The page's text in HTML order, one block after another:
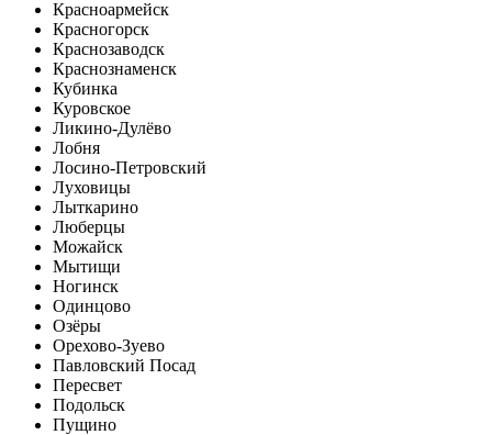
Красноармейск
Красногорск
Краснозаводск
Краснознаменск
Кубинка
Куровское
Ликино-Дулёво
Лобня
Лосино-Петровский
Луховицы
Лыткарино
Люберцы
Можайск
Мытищи
Ногинск
Одинцово
Озёры
Орехово-Зуево
Павловский Посад
Пересвет
Подольск
Пущино